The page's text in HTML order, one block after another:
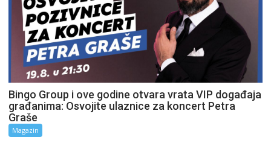
Bingo Group i ove godine otvara vrata VIP događaja
građanima: Osvojite ulaznice za koncert Petra
Graše
Magazin